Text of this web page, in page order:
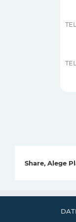
Share, Alege